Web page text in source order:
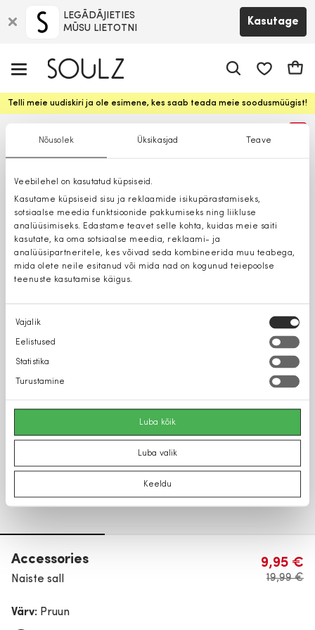
Nõusolek Üksikasjad Teave
Veebilehel on kasutatud küpsiseid.
Kasutame küpsiseid sisu ja reklaamide isikupärastamiseks,
sotsiaalse meedia funktsioonide pakkumiseks ning liikluse
analüüsimiseks. Edastame teavet selle kohta, kuidas meie saiti
kasutate, ka oma sotsiaalse meedia, reklaami- ja
analüüsipartneritele, kes võivad seda kombineerida muu teabega,
mida olete neile esitanud või mida nad on kogunud teiepoolse
teenuste kasutamise käigus.
Nõusoleku
valik
Vajalik
Eelistused
Statistika
Turustamine
Luba kõik
Luba valik
Keeldu
LEGĀDĀJIETIES
MŪSU LIETOTNI
Kasutage
Telli meie uudiskiri ja ole esimene, kes saab teada meie soodusmüügist!
Accessories
Naiste sall
9,95 €
19,99 €
Värv: Pruun